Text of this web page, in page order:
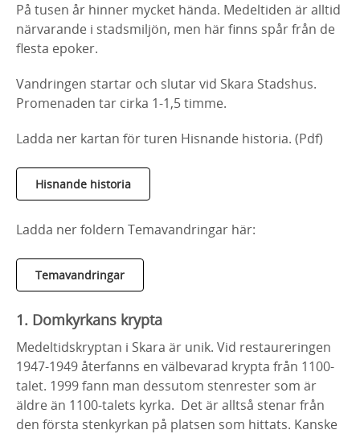
På tusen år hinner mycket hända. Medeltiden är alltid
närvarande i stadsmiljön, men här finns spår från de
flesta epoker.
Vandringen startar och slutar vid Skara Stadshus.
Promenaden tar cirka 1-1,5 timme.
Ladda ner kartan för turen Hisnande historia. (Pdf)
Hisnande historia
Ladda ner foldern Temavandringar här:
Temavandringar
1. Domkyrkans krypta
Medeltidskryptan i Skara är unik. Vid restaureringen
1947-1949 återfanns en välbevarad krypta från 1100-
talet. 1999 fann man dessutom stenrester som är
äldre än 1100-talets kyrka. Det är alltså stenar från
den första stenkyrkan på platsen som hittats. Kanske